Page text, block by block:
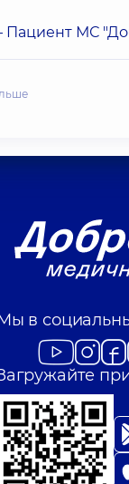
Пациент МС
в